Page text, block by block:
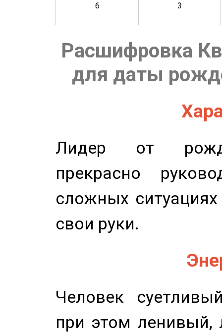
6
3
Расшифровка
для даты
Лидер от
прекрасно
сложных
свои руки.
Человек
при этом